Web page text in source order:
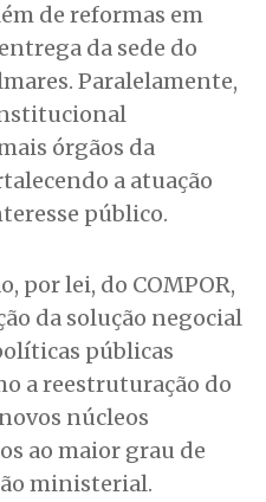
de reformas em
da sede do
Paralelamente,
órgãos da
a atuação
público.
por lei, do COMPOR,
da solução negocial
públicas
a reestruturação do
núcleos
ao maior grau de
ministerial.